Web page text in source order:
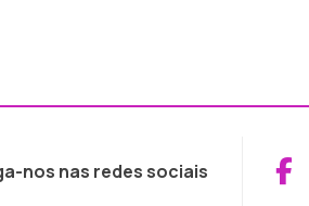
nos nas redes sociais